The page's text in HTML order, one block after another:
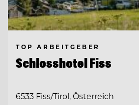
TOP ARBEITGEBER
Schlosshotel Fiss
6533 Fiss/Tirol, Österreich